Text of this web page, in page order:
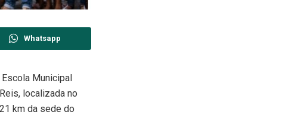
Whatsapp
Municipal
localizada no
km da sede do